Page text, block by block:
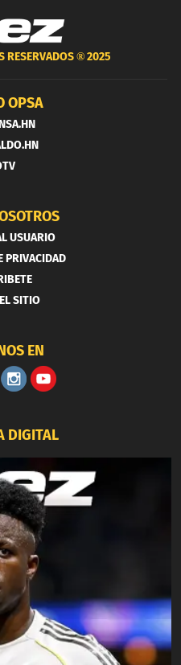
RESERVADOS ®2025
OPSA
USUARIO
PRIVACIDAD
SITIO
EN
DIGITAL